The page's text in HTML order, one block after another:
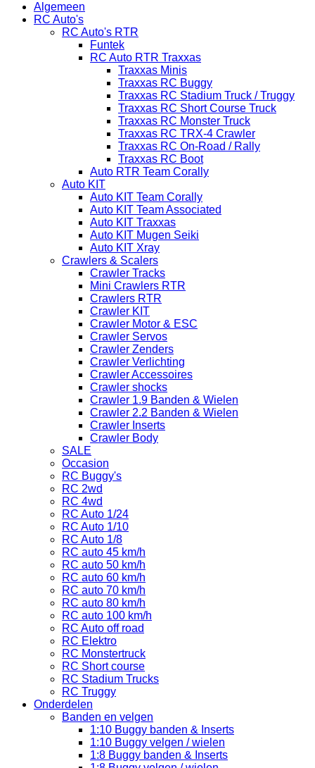
Algemeen
RC Auto's
RC Auto's RTR
Funtek
RC Auto RTR Traxxas
Traxxas Minis
Traxxas RC Buggy
Traxxas RC Stadium Truck / Truggy
Traxxas RC Short Course Truck
Traxxas RC Monster Truck
Traxxas RC TRX-4 Crawler
Traxxas RC On-Road / Rally
Traxxas RC Boot
Auto RTR Team Corally
Auto KIT
Auto KIT Team Corally
Auto KIT Team Associated
Auto KIT Traxxas
Auto KIT Mugen Seiki
Auto KIT Xray
Crawlers & Scalers
Crawler Tracks
Mini Crawlers RTR
Crawlers RTR
Crawler KIT
Crawler Motor & ESC
Crawler Servos
Crawler Zenders
Crawler Verlichting
Crawler Accessoires
Crawler shocks
Crawler 1.9 Banden & Wielen
Crawler 2.2 Banden & Wielen
Crawler Inserts
Crawler Body
SALE
Occasion
RC Buggy's
RC 2wd
RC 4wd
RC Auto 1/24
RC Auto 1/10
RC Auto 1/8
RC auto 45 km/h
RC auto 50 km/h
RC auto 60 km/h
RC auto 70 km/h
RC auto 80 km/h
RC auto 100 km/h
RC Auto off road
RC Elektro
RC Monstertruck
RC Short course
RC Stadium Trucks
RC Truggy
Onderdelen
Banden en velgen
1:10 Buggy banden & Inserts
1:10 Buggy velgen / wielen
1:8 Buggy banden & Inserts